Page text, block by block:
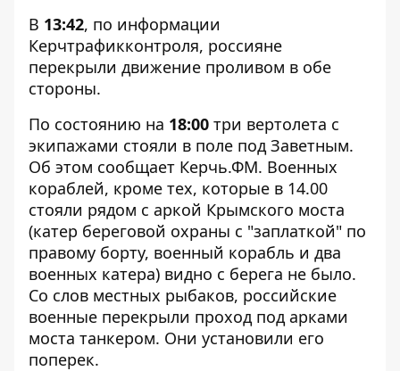
В 13:42, по информации
Керчтрафикконтроля, россияне
перекрыли движение проливом в обе
стороны.
По состоянию на 18:00 три вертолета с
экипажами стояли в поле под Заветным.
Об этом сообщает Керчь.ФМ. Военных
кораблей, кроме тех, которые в 14.00
стояли рядом с аркой Крымского моста
(катер береговой охраны с "заплаткой" по
правому борту, военный корабль и два
военных катера) видно с берега не было.
Со слов местных рыбаков, российские
военные перекрыли проход под арками
моста танкером. Они установили его
поперек.